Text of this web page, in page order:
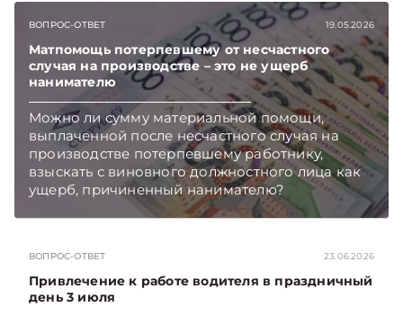
ВОПРОС-ОТВЕТ 19.05.2026
Матпомощь потерпевшему от несчастного
случая на производстве – это не ущерб
нанимателю
Можно ли сумму материальной помощи,
выплаченной после несчастного случая на
производстве потерпевшему работнику,
взыскать с виновного должностного лица как
ущерб, причиненный нанимателю?
Подписывайтесь на Telegram‑канал и Viber,
ВОПРОС-ОТВЕТ 23.06.2026
Привлечение к работе водителя в праздничный
день 3 июля